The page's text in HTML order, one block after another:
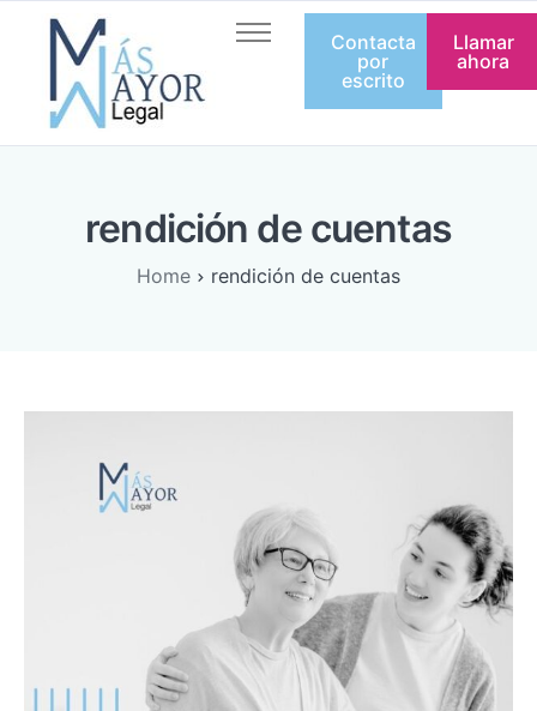
Inicio
Quienes somos
Servicios
Equipo
Contacta
por
escrito
Llamar
ahora
rendición de cuentas
Home rendición de cuentas